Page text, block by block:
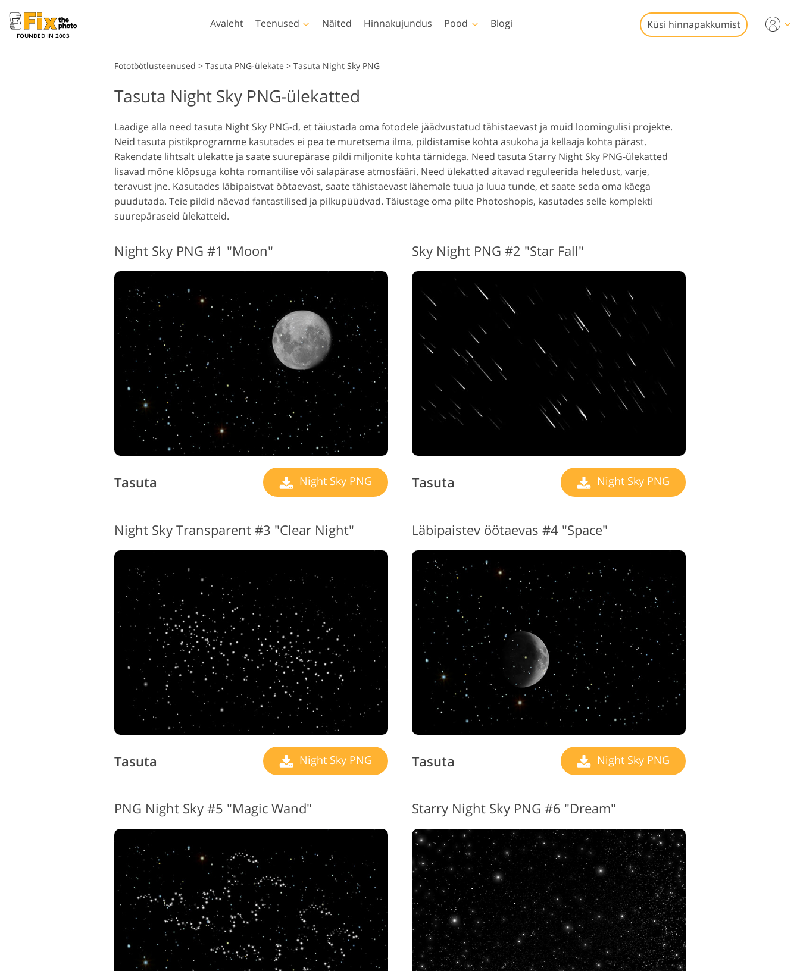
FOUNDED IN 2003
Avaleht Teenused
Pulmafotode redigeerimine AI loodud rõivamudelid Fotode manipuleerimine Fotode taastamine
Toote fototöötlus Ehete fotode redigeerimine
Näited Hinnakujundus Pood
Lightroom
Lightroomi eelseaded
Parima pakkumise
eelseaded
Mobiili eelseaded
Photoshop
Photoshopi toimingud
Photoshopi ülekatted
Photoshopi tekstuurid
Terved Ps Actionsi
kollektsioonid
Terved Ps-ülekatete
komplektid
Sõbrapäeva kaardid
Pulmakutsed
Kutse lastepeole
videoülekatted
Blogi Küsi hinnapakkumist
Fototöötlusteenused > Tasuta PNG-ülekate > Tasuta Night Sky PNG
Tasuta Night Sky PNG-ülekatted
Laadige alla need tasuta Night Sky PNG-d, et täiustada oma fotodele jäädvustatud tähistaevast ja muid loomingulisi projekte.
Neid tasuta pistikprogramme kasutades ei pea te muretsema ilma, pildistamise kohta asukoha ja kellaaja kohta pärast.
Rakendate lihtsalt ülekatte ja saate suurepärase pildi miljonite kohta tärnidega. Need tasuta Starry Night Sky PNG-ülekatted
lisavad mõne klõpsuga kohta romantilise või salapärase atmosfääri. Need ülekatted aitavad reguleerida heledust, varje,
teravust jne. Kasutades läbipaistvat öötaevast, saate tähistaevast lähemale tuua ja luua tunde, et saate seda oma käega
puudutada. Teie pildid näevad fantastilised ja pilkupüüdvad. Täiustage oma pilte Photoshopis, kasutades selle komplekti
suurepäraseid ülekatteid.
Night Sky PNG #1 "Moon"
Tasuta Night Sky PNG
Sky Night PNG #2 "Star Fall"
Tasuta Night Sky PNG
Night Sky Transparent #3 "Clear Night"
Tasuta Night Sky PNG
Läbipaistev öötaevas #4 "Space"
Tasuta Night Sky PNG
PNG Night Sky #5 "Magic Wand" Starry Night Sky PNG #6 "Dream"